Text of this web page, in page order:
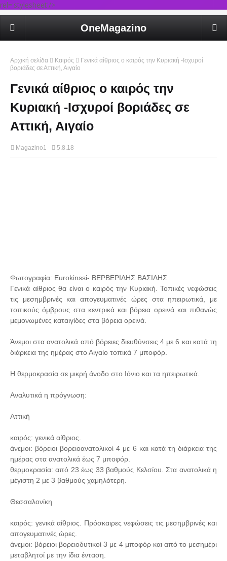
rel='stylesheet'/>
OneMagazino
Αρχική σελίδα Καιρός
Γενικά αίθριος ο καιρός την Κυριακή -Ισχυροί
βοριάδες σε Αττική, Αιγαίο
Γενικά αίθριος ο καιρός την
Κυριακή -Ισχυροί βοριάδες σε
Αττική, Αιγαίο
Magazino1 5.8.18
Φωτογραφία: Eurokinssi- ΒΕΡΒΕΡΙΔΗΣ ΒΑΣΙΛΗΣ
Γενικά αίθριος θα είναι ο καιρός την Κυριακή. Τοπικές νεφώσεις
τις μεσημβρινές και απογευματινές ώρες στα ηπειρωτικά, με
τοπικούς όμβρους στα κεντρικά και βόρεια ορεινά και πιθανώς
μεμονωμένες καταιγίδες στα βόρεια ορεινά.
Άνεμοι στα ανατολικά από βόρειες διευθύνσεις 4 με 6 και κατά τη
διάρκεια της ημέρας στο Αιγαίο τοπικά 7 μποφόρ.
Η θερμοκρασία σε μικρή άνοδο στο Ιόνιο και τα ηπειρωτικά.
Αναλυτικά η πρόγνωση:
Αττική
καιρός: γενικά αίθριος.
άνεμοι: βόρειοι βορειοανατολικοί 4 με 6 και κατά τη διάρκεια της
ημέρας στα ανατολικά έως 7 μποφόρ.
θερμοκρασία: από 23 έως 33 βαθμούς Κελσίου. Στα ανατολικά η
μέγιστη 2 με 3 βαθμούς χαμηλότερη.
Θεσσαλονίκη
καιρός: γενικά αίθριος. Πρόσκαιρες νεφώσεις τις μεσημβρινές και
απογευματινές ώρες.
άνεμοι: βόρειοι βορειοδυτικοί 3 με 4 μποφόρ και από το μεσημέρι
μεταβλητοί με την ίδια ένταση.